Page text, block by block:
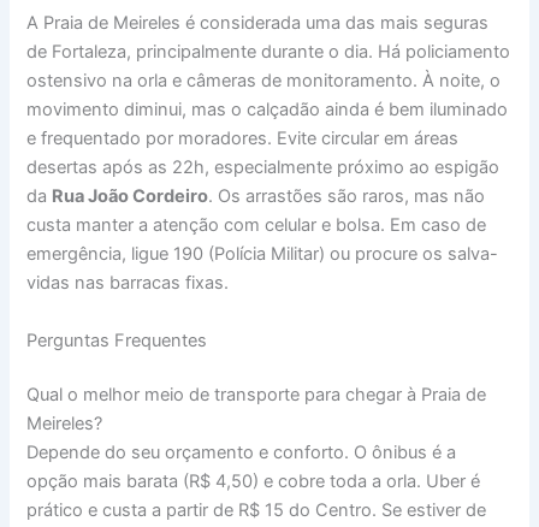
A Praia de Meireles é considerada uma das mais seguras
de Fortaleza, principalmente durante o dia. Há policiamento
ostensivo na orla e câmeras de monitoramento. À noite, o
movimento diminui, mas o calçadão ainda é bem iluminado
e frequentado por moradores. Evite circular em áreas
desertas após as 22h, especialmente próximo ao espigão
da Rua João Cordeiro. Os arrastões são raros, mas não
custa manter a atenção com celular e bolsa. Em caso de
emergência, ligue 190 (Polícia Militar) ou procure os salva-
vidas nas barracas fixas.
Perguntas Frequentes
Qual o melhor meio de transporte para chegar à Praia de
Meireles?
Depende do seu orçamento e conforto. O ônibus é a
opção mais barata (R$ 4,50) e cobre toda a orla. Uber é
prático e custa a partir de R$ 15 do Centro. Se estiver de